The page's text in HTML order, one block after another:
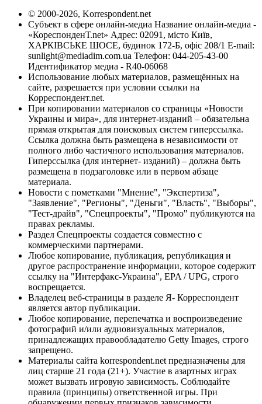
© 2000-2026, Korrespondent.net
Субъект в сфере онлайн-медиа Название онлайн-медиа -
«КореспонденТ.net» Адрес: 02091, місто Київ,
ХАРКІВСЬКЕ ШОСЕ, будинок 172-Б, офіс 208/1 E-mail:
sunlight@mediadim.com.ua Телефон: 044-205-43-00
Идентификатор медиа - R40-06068
Использование любых материалов, размещённых на
сайте, разрешается при условии ссылки на
Корреспондент.net.
При копировании материалов со страницы «Новости
Украины и мира», для интернет-изданий – обязательна
прямая открытая для поисковых систем гиперссылка.
Ссылка должна быть размещена в независимости от
полного либо частичного использования материалов.
Гиперссылка (для интернет- изданий) – должна быть
размещена в подзаголовке или в первом абзаце
материала.
Новости с пометками "Мнение", "Экспертиза",
"Заявление", "Регионы", "Деньги", "Власть", "Выборы",
"Тест-драйв", "Спецпроекты", "Промо" публикуются на
правах рекламы.
Раздел Спецпроекты создается совместно с
коммерческими партнерами.
Любое копирование, публикация, републикация и
другое распространение информации, которое содержит
ссылку на "Интерфакс-Украина", EPA / UPG, строго
воспрещается.
Владелец веб-страницы в разделе Я- Корреспондент
является автор публикации.
Любое копирование, перепечатка и воспроизведение
фотографий и/или аудиовизуальных материалов,
принадлежащих правообладателю Getty Images, строго
запрещено.
Материалы сайта korrespondent.net предназначены для
лиц старше 21 года (21+). Участие в азартных играх
может вызвать игровую зависимость. Соблюдайте
правила (принципы) ответственной игры. При